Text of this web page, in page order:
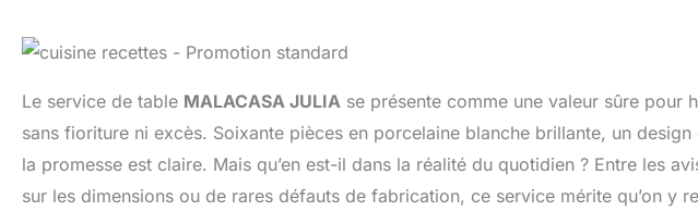
Le service de table MALACASA JULIA se présente comme une valeur sûre pour
sans fioriture ni excès. Soixante pièces en porcelaine blanche brillante, un
la promesse est claire. Mais qu’en est-il dans la réalité du quotidien ? Entre les
sur les dimensions ou de rares défauts de fabrication, ce service mérite qu’on y